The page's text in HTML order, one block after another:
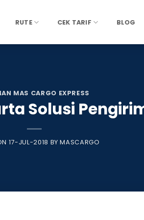
RUTE CEK TARIF BLOG
MAS CARGO EXPRESS
Solusi
17-JUL-2018 BYMASCARGO